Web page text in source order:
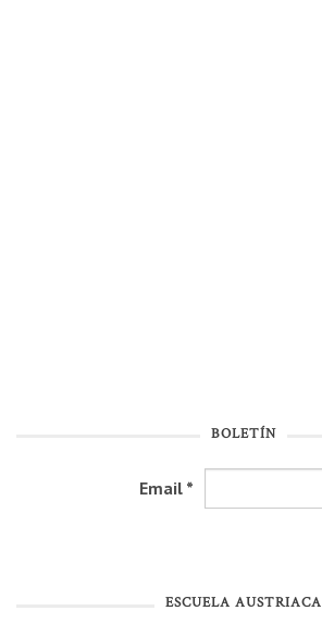
BOLETÍN
Email *
ESCUELA AUSTRIACA